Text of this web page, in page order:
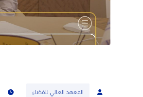
المعهد العالي للقضاء